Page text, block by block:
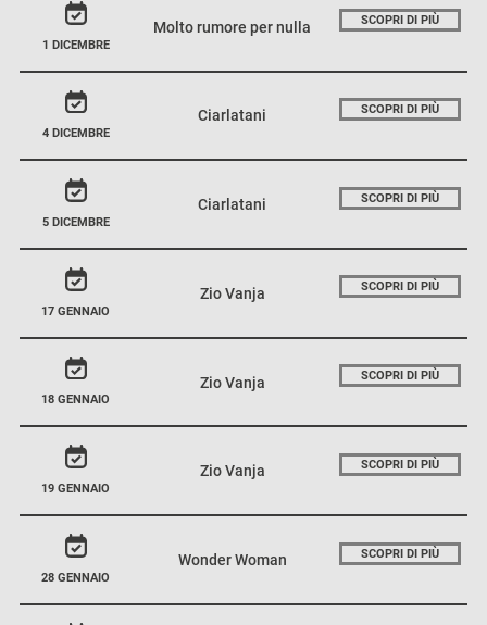
1 DICEMBRE
Molto rumore per nulla SCOPRI DI PIÙ
4 DICEMBRE
Ciarlatani SCOPRI DI PIÙ
5 DICEMBRE
Ciarlatani SCOPRI DI PIÙ
17 GENNAIO
Zio Vanja SCOPRI DI PIÙ
18 GENNAIO
Zio Vanja SCOPRI DI PIÙ
19 GENNAIO
Zio Vanja SCOPRI DI PIÙ
28 GENNAIO
Wonder Woman SCOPRI DI PIÙ